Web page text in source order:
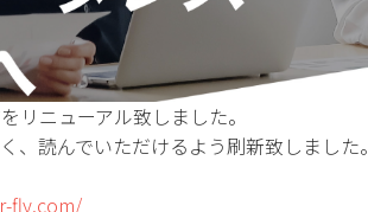
リニューアル致しました。
、読んでいただけるよう刷新致しました。
fly.com/